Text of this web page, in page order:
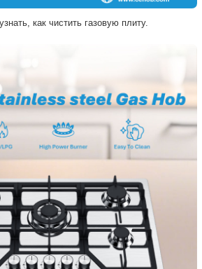
как чистить газовую плиту.